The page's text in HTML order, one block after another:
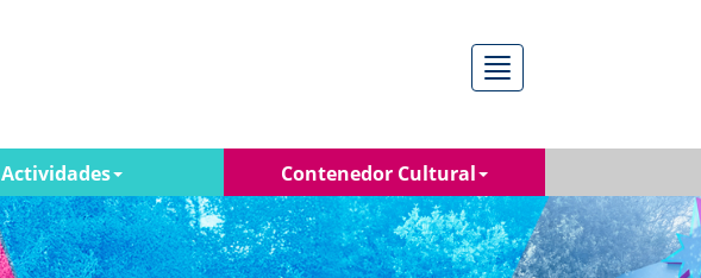
Menú
Actividades Contenedor Cultural